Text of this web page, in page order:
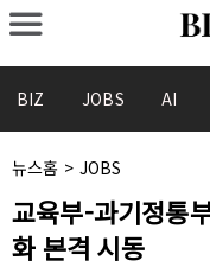
BIZ JOBS AI
채
명
:
뉴스홈 > JOBS
기
사
제
교육부-과기정통
화 본격 시동